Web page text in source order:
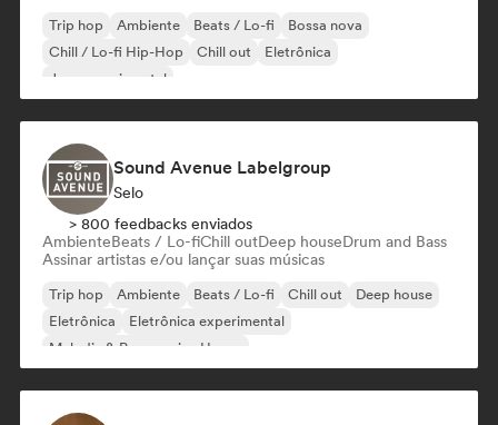
Trip hop Ambiente Beats / Lo-fi
Bossa nova
Chill / Lo-fi Hip-Hop
Chill out
Eletrônica
Jazz experimental
Sound Avenue Labelgroup
Selo
> 800 feedbacks enviados
AmbienteBeats / Lo-fiChill outDeep houseDrum and Bass
Assinar artistas e/ou lançar suas músicas
Trip hop Ambiente Beats / Lo-fi Chill out
Deep house
Eletrônica
Eletrônica experimental
Melodic & Progressive House